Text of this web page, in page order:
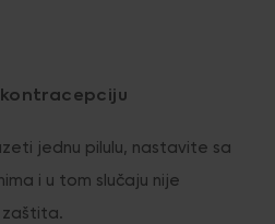
jednu pilulu, nastavite sa
i u tom slučaju nije